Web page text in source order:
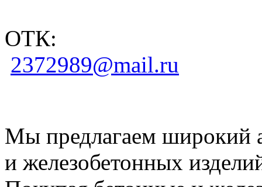
ОТК:
2372989@mail.ru
Мы предлагаем широкий
и железобетонных